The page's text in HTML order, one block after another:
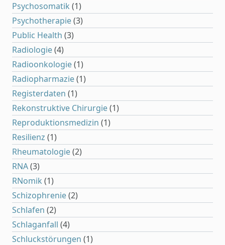
Psychosomatik (1)
Psychotherapie(3)
Public Health (3)
Radiologie(4)
Radioonkologie(1)
Radiopharmazie(1)
Registerdaten (1)
Rekonstruktive Chirurgie(1)
Reproduktionsmedizin (1)
Resilienz (1)
Rheumatologie(2)
RNA(3)
RNomik (1)
Schizophrenie(2)
Schlafen (2)
Schlaganfall (4)
Schluckstörungen (1)